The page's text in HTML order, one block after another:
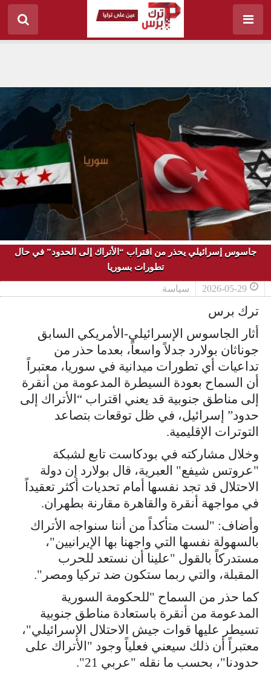
جاسوس إسرائيلي يحذر من اقتراب “الأتراك إلى الحدود” في حال
تطورات بسوريا
2026-05-29 سياسة
ترك برس
أثار الجاسوس الإسرائيلي-الأمريكي السابق
جوناثان بولارد جدلاً واسعاً، بعدما حذر من
تداعيات أي تطورات ميدانية في سوريا، معتبراً
أن السماح بعودة السيطرة المدعومة من أنقرة
إلى مناطق جنوبية قد يعني اقتراب “الأتراك إلى
حدود” إسرائيل، في ظل توقعات بتصاعد
التوترات الإقليمية.
وخلال مشاركته في بودكاست تابع لشبكة
"عروتس شيفع" العبرية، قال بولارد إن دولة
الاحتلال قد تجد نفسها أمام تحديات أكثر تعقيداً
في مواجهة أنقرة والقاهرة مقارنة بطهران.
وأضاف: "لست متأكداً من أننا سنواجه الأتراك
بالسهولة نفسها التي واجهنا بها الإيرانيين"،
مستدركاً بالقول "علينا أن نستعد للحرب
المقبلة، والتي ربما ستكون ضد تركيا ومصر".
كما حذر من السماح "للحكومة السورية
المدعومة من أنقرة باستعادة مناطق جنوبية
تسيطر عليها قوات جيش الاحتلال الإسرائيلي"،
معتبراً أن ذلك سيعني فعلياً وجود "الأتراك على
حدودنا"، بحسب ما نقله "عربي 21".